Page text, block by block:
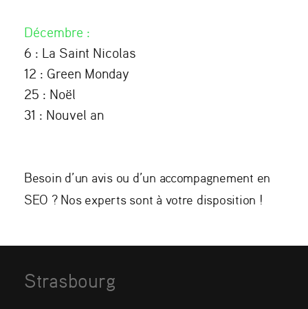
Décembre :
6 : La Saint Nicolas
12 : Green Monday
25 : Noël
31 : Nouvel an
Besoin d’un avis ou d’un accompagnement en
SEO ? Nos experts sont à votre disposition !
Strasbourg